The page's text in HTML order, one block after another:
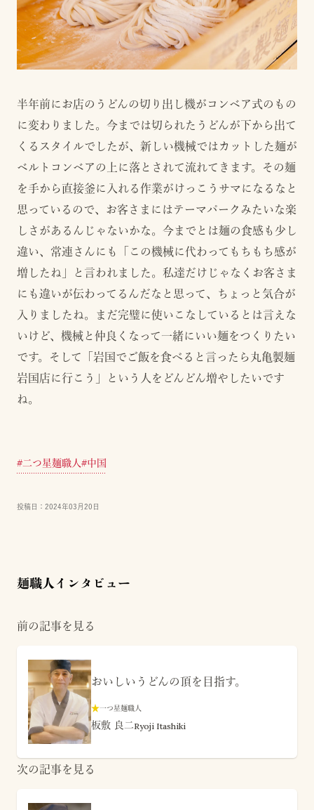
半年前にお店のうどんの切り出し機がコンベア式のもの
に変わりました。今までは切られたうどんが下から出て
くるスタイルでしたが、新しい機械ではカットした麺が
ベルトコンベアの上に落とされて流れてきます。その麺
を手から直接釜に入れる作業がけっこうサマになるなと
思っているので、お客さまにはテーマパークみたいな楽
しさがあるんじゃないかな。今までとは麺の食感も少し
違い、常連さんにも「この機械に代わってもちもち感が
増したね」と言われました。私達だけじゃなくお客さま
にも違いが伝わってるんだなと思って、ちょっと気合が
入りましたね。まだ完璧に使いこなしているとは言えな
いけど、機械と仲良くなって一緒にいい麺をつくりたい
です。そして「岩国でご飯を食べると言ったら丸亀製麺
岩国店に行こう」という人をどんどん増やしたいです
ね。
#二つ星麺職人 #中国
投稿日： 2024年03月20日
麺職人インタビュー
前の記事を見る
おいしいうどんの頂を目指す。
★一つ星麺職人
板敷 良二Ryoji Itashiki
次の記事を見る